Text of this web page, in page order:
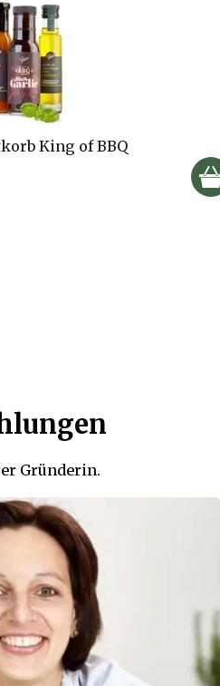
King of BBQ
Gründerin.